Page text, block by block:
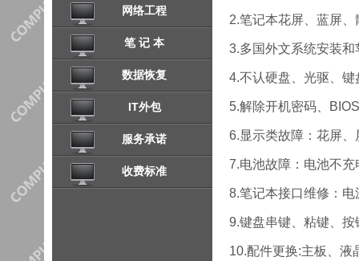
网络工程
笔 记 本
数据恢复
IT外包
服务承诺
收费标准
2.笔记本花屏、蓝屏
3.多国外文系统安装
4.不认硬盘、光驱、
5.解除开机密码、
6.显示类故障：花屏
7.电池故障：电池不
8.笔记本接口维修：
9.键盘串键、粘键、
10.配件更换:主板、液